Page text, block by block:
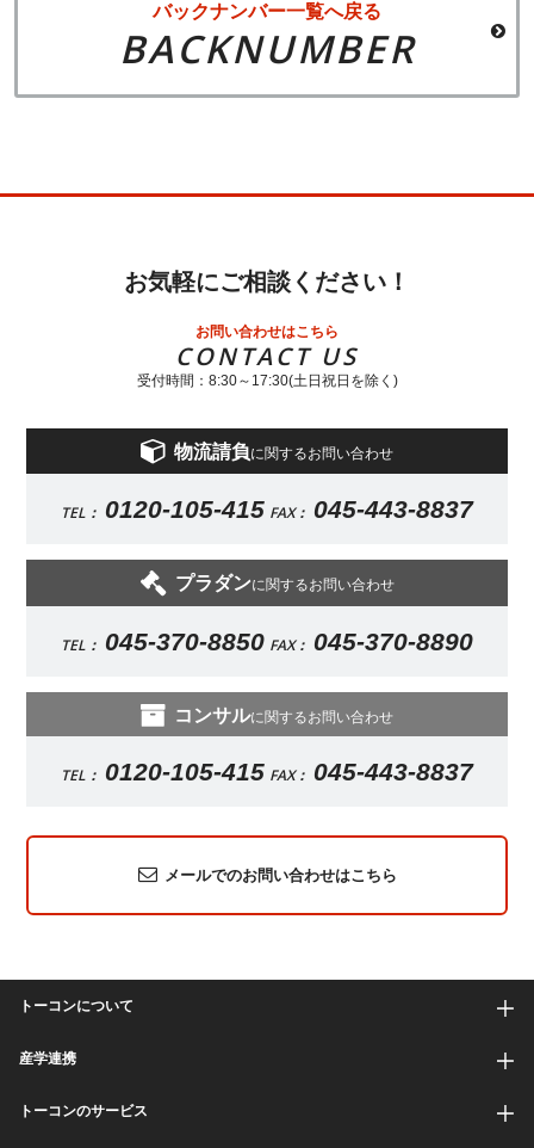
バックナンバー一覧へ戻る
BACKNUMBER
お気軽にご相談ください！
お問い合わせはこちら
CONTACT US
受付時間：8:30～17:30(土日祝日を除く)
物流請負に関するお問い合わせ
TEL： 0120-105-415 FAX： 045-443-8837
プラダンに関するお問い合わせ
TEL： 045-370-8850 FAX： 045-370-8890
コンサルに関するお問い合わせ
TEL： 0120-105-415 FAX： 045-443-8837
メールでのお問い合わせはこちら
トーコンについて
産学連携
トーコンのサービス